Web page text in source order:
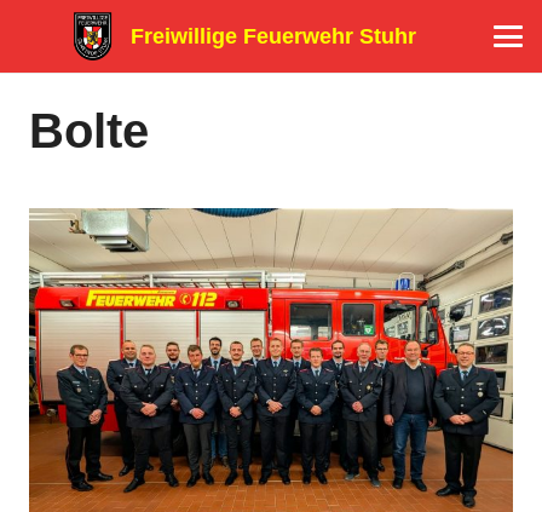
Freiwillige Feuerwehr Stuhr
Bolte